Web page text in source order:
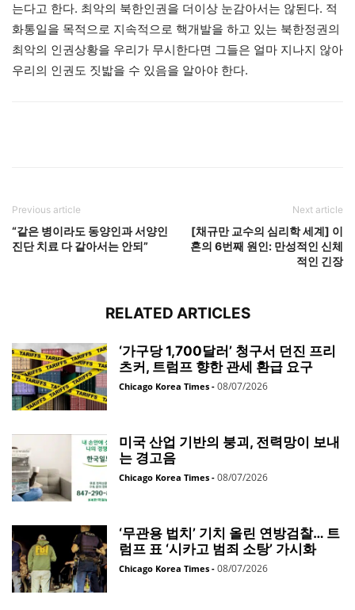
는다고 한다. 최악의 북한인권을 더이상 눈감아서는 않된다. 적
화통일을 목적으로 지속적으로 핵개발을 하고 있는 북한정권의
최악의 인권상황을 우리가 무시한다면 그들은 얼마 지나지 않아
우리의 인권도 짓밟을 수 있음을 알아야 한다.
Previous article
“같은 병이라도 동양인과 서양인
진단 치료 다 같아서는 안되”
Next article
[채규만 교수의 심리학 세계] 이
혼의 6번째 원인: 만성적인 신체
적인 긴장
RELATED ARTICLES
‘가구당 1,700달러’ 청구서 던진 프리
츠커, 트럼프 향한 관세 환급 요구
Chicago Korea Times - 08/07/2026
미국 산업 기반의 붕괴, 전력망이 보내
는 경고음
Chicago Korea Times - 08/07/2026
‘무관용 법치’ 기치 올린 연방검찰… 트
럼프 표 ‘시카고 범죄 소탕’ 가시화
Chicago Korea Times - 08/07/2026